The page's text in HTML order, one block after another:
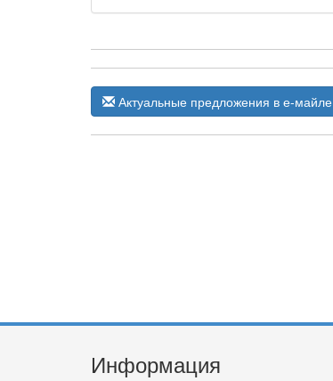
Актуальные предложения в е-майле
Информация